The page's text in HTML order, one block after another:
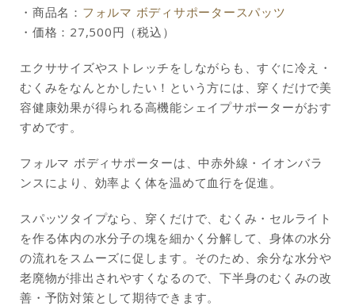
・商品名： フォルマ ボディサポータースパッツ
・価格：27,500円（税込）
エクササイズやストレッチをしながらも、すぐに冷え・
むくみをなんとかしたい！という方には、穿くだけで美
容健康効果が得られる高機能シェイプサポーターがおす
すめです。
フォルマ ボディサポーターは、中赤外線・イオンバラ
ンスにより、効率よく体を温めて血行を促進。
スパッツタイプなら、穿くだけで、むくみ・セルライト
を作る体内の水分子の塊を細かく分解して、身体の水分
の流れをスムーズに促します。そのため、余分な水分や
老廃物が排出されやすくなるので、下半身のむくみの改
善・予防対策として期待できます。